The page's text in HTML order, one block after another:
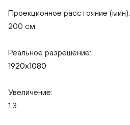
Проекционное расстояние (мин):
200 см
Реальное разрешение:
1920x1080
Увеличение:
1.3